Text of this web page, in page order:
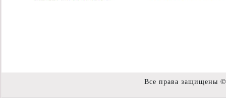
Все права защищены